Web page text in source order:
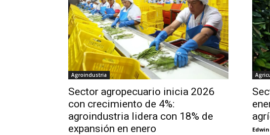
Agroindustria
Sector agropecuario inicia 2026
con crecimiento de 4%:
agroindustria lidera con 18% de
expansión en enero